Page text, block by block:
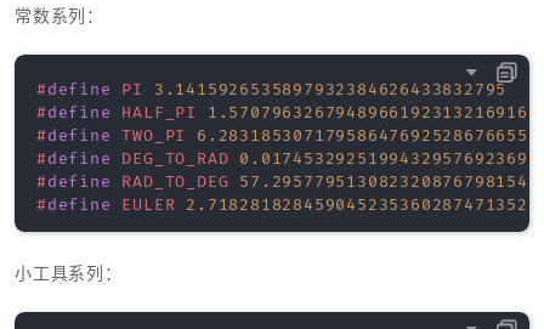
常数系列：
#define PI
3.1415926535897932384626433832795
#define HALF_PI
#define TWO_PI
6.283185307179586476925286766559
#define DEG_TO_RAD
#define RAD_TO_DEG
#define EULER 2.718281828459045235360287471352
小工具系列：